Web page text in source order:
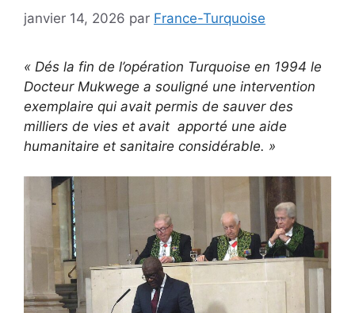
janvier 14, 2026 par France-Turquoise
« Dés la fin de l’opération Turquoise en 1994 le
Docteur Mukwege a souligné une intervention
exemplaire qui avait permis de sauver des
milliers de vies et avait apporté une aide
humanitaire et sanitaire considérable. »